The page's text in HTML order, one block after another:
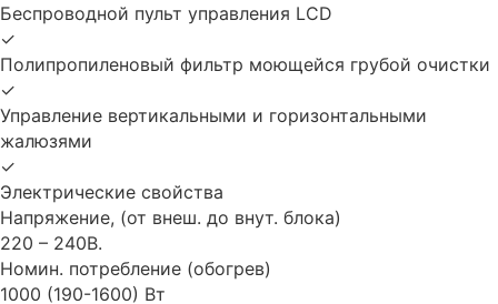
Беспроводной пульт управления LCD
✓
Полипропиленовый фильтр моющейся грубой очистки
✓
Управление вертикальными и горизонтальными
жалюзями
✓
Электрические свойства
Напряжение, (от внеш. до внут. блока)
220 – 240В.
Номин. потребление (обогрев)
1000 (190-1600) Вт